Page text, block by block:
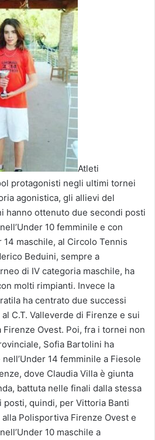
Atleti
protagonisti negli ultimi tornei
agonistica, gli allievi del
hanno ottenuto due secondi posti
10 femminile e con
maschile, al Circolo Tennis
Beduini, sempre a
di IV categoria maschile, ha
molti rimpianti. Invece la
ha centrato due successi
C.T. Valleverde di Firenze e sui
Ovest. Poi, fra i tornei non
Sofia Bartolini ha
14 femminile a Fiesole
dove Claudia Villa è giunta
battuta nelle finali dalla stessa
posti, quindi, per Vittoria Banti
alla Polisportiva Firenze Ovest e
10 maschile a